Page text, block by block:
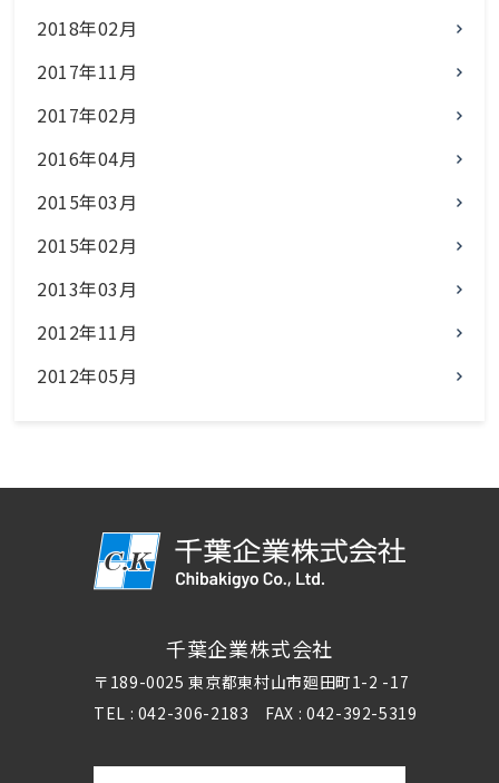
2018年02月
2017年11月
2017年02月
2016年04月
2015年03月
2015年02月
2013年03月
2012年11月
2012年05月
千葉企業株式会社
〒189-0025 東京都東村山市廻田町1-2 -17
TEL : 042-306-2183 FAX : 042-392-5319